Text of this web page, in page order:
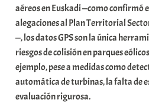
aéreos en Euskadi —como confirmó
alegaciones al Plan Territorial
—, los datos GPS son la única
riesgos de colisión en parques
ejemplo, pese a medidas como
automática de turbinas, la falta de
evaluación rigurosa.